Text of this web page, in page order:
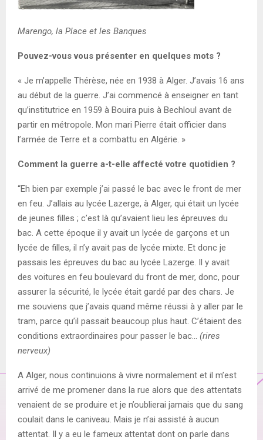
Marengo, la Place et les Banques
Pouvez-vous vous présenter en quelques mots ?
« Je m’appelle Thérèse, née en 1938 à Alger. J’avais 16 ans
au début de la guerre. J’ai commencé à enseigner en tant
qu’institutrice en 1959 à Bouira puis à Bechloul avant de
partir en métropole. Mon mari Pierre était officier dans
l’armée de Terre et a combattu en Algérie. »
Comment la guerre a-t-elle affecté votre quotidien ?
“Eh bien par exemple j’ai passé le bac avec le front de mer
en feu. J’allais au lycée Lazerge, à Alger, qui était un lycée
de jeunes filles ; c’est là qu’avaient lieu les épreuves du
bac. A cette époque il y avait un lycée de garçons et un
lycée de filles, il n’y avait pas de lycée mixte. Et donc je
passais les épreuves du bac au lycée Lazerge. Il y avait
des voitures en feu boulevard du front de mer, donc, pour
assurer la sécurité, le lycée était gardé par des chars. Je
me souviens que j’avais quand même réussi à y aller par le
tram, parce qu’il passait beaucoup plus haut. C’étaient des
conditions extraordinaires pour passer le bac… (rires
nerveux)
A Alger, nous continuions à vivre normalement et il m’est
arrivé de me promener dans la rue alors que des attentats
venaient de se produire et je n’oublierai jamais que du sang
coulait dans le caniveau. Mais je n’ai assisté à aucun
attentat. Il y a eu le fameux attentat dont on parle dans